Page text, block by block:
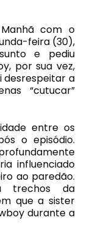
com o
feira (30),
e pediu
por sua vez,
desrespeitar a
“cutucar”
entre os
o episódio.
influenciado
ao paredão.
trechos da
que a sister
durante a